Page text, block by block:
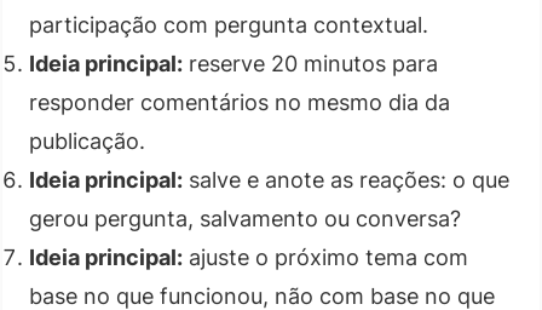
participação com pergunta contextual.
Ideia principal: reserve 20 minutos para
responder comentários no mesmo dia da
publicação.
Ideia principal: salve e anote as reações: o que
gerou pergunta, salvamento ou conversa?
Ideia principal: ajuste o próximo tema com
base no que funcionou, não com base no que